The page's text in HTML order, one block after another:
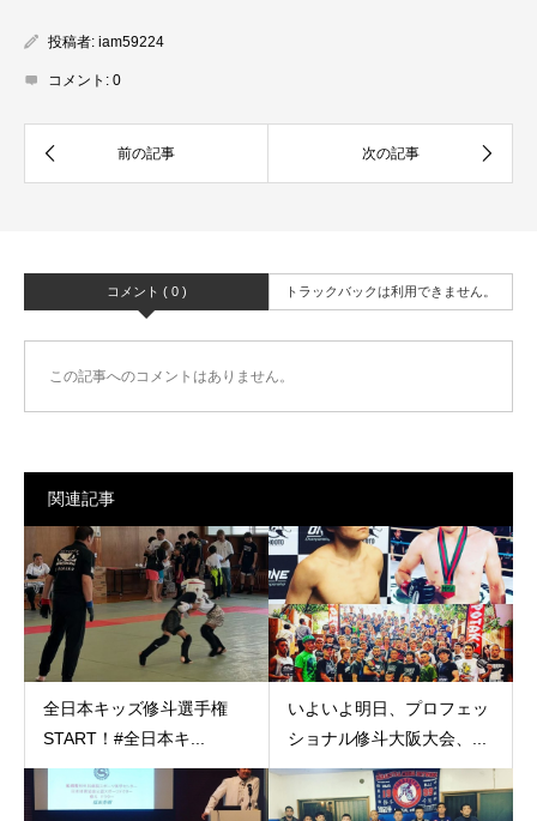
投稿者: iam59224
コメント: 0
コメント ( 0 ) トラックバックは利用できません。
この記事へのコメントはありません。
関連記事
全日本キッズ修斗選手権
START！️#全日本キ...
いよいよ明日、プロフェッ
ショナル修斗大阪大会、...